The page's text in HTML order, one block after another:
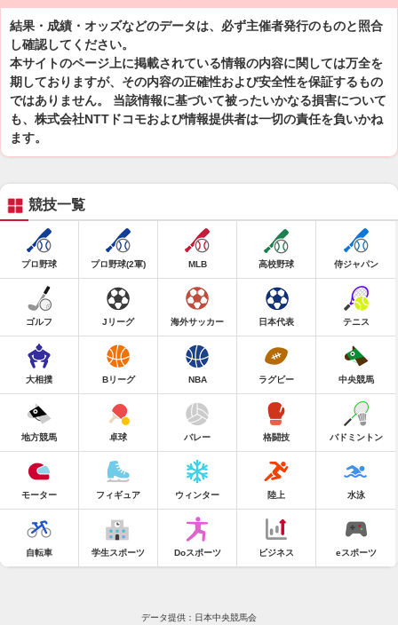
結果・成績・オッズなどのデータは、必ず主催者発行のものと照合
し確認してください。
本サイトのページ上に掲載されている情報の内容に関しては万全を
期しておりますが、その内容の正確性および安全性を保証するもの
ではありません。 当該情報に基づいて被ったいかなる損害について
も、株式会社NTTドコモおよび情報提供者は一切の責任を負いかね
ます。
競技一覧
プロ野球 プロ野球(2軍) MLB 高校野球 侍ジャパン
ゴルフ Jリーグ 海外サッカー 日本代表 テニス
大相撲 Bリーグ NBA ラグビー 中央競馬
地方競馬 卓球 バレー 格闘技 バドミントン
モーター フィギュア ウィンター 陸上 水泳
自転車 学生スポーツ Doスポーツ ビジネス eスポーツ
データ提供：日本中央競馬会